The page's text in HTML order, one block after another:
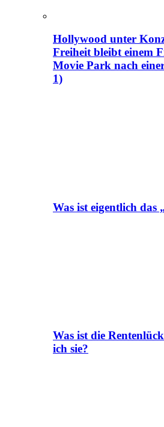
Hollywood unter
Freiheit bleibt einem
Movie Park nach
1)
Was ist eigentlich das
Was ist die
ich sie?